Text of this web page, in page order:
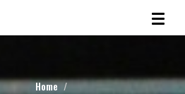
Home